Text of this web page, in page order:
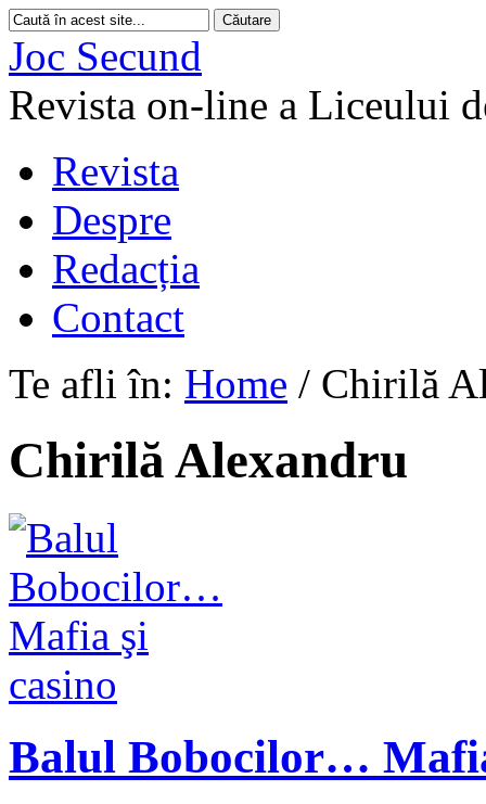
Joc Secund
Revista on-line a Liceului
Revista
Despre
Redacția
Contact
Te afli în: Home / Chirilă
Chirilă Alexandru
Balul Bobocilor…